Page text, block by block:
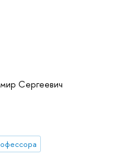
Сергеевич